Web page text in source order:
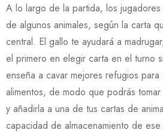
A lo largo de la partida, los
de algunos animales, según la carta
central. El gallo te ayudará a
el primero en elegir carta en el turno
enseña a cavar mejores refugios para
alimentos, de modo que podrás
y añadirla a una de tus cartas de
capacidad de almacenamiento de